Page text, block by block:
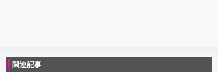
関連記事